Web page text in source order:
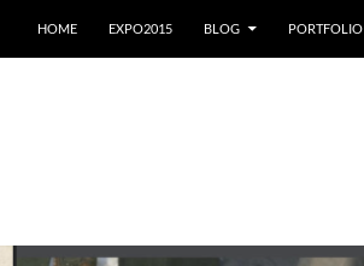
HOME
EXPO2015 BLOG PORTFOLIO